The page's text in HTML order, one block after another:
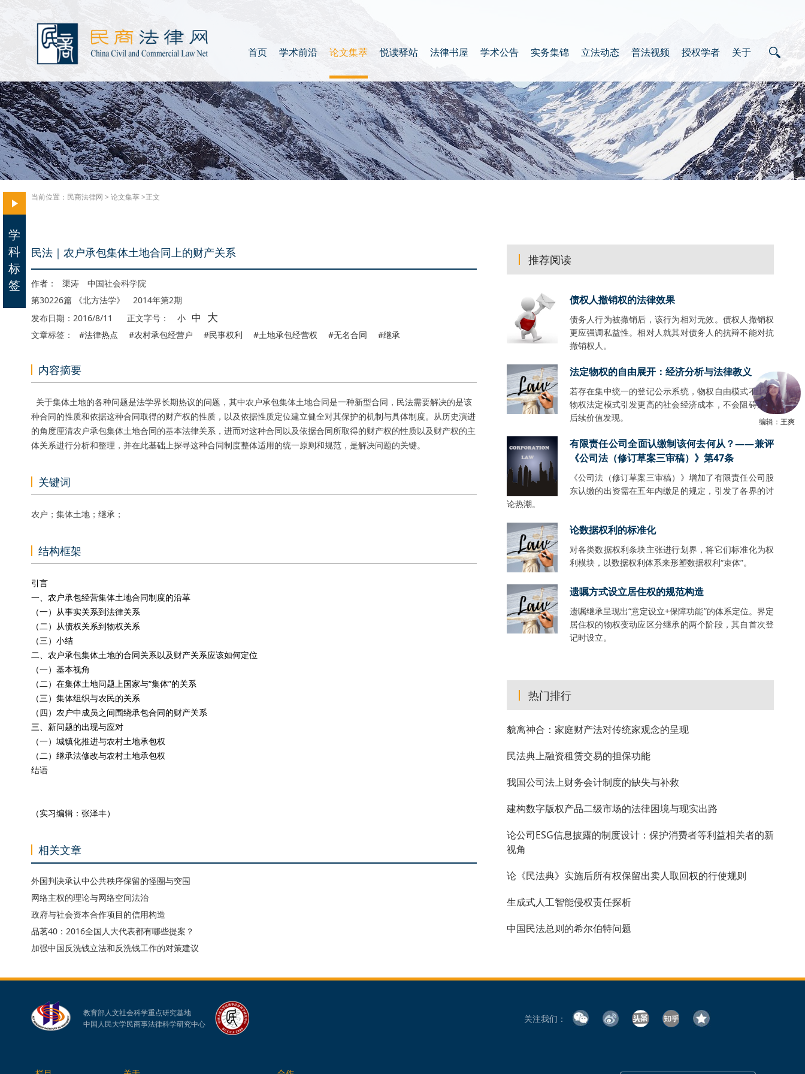
首页 学术前沿 论文集萃 悦读驿站 法律书屋 学术公告 实务集锦 立法动态 普法视频 授权学者 关于
当前位置： 民商法律网 > 论文集萃>正文
民法｜农户承包集体土地合同上的财产关系
作者： 渠涛 中国社会科学院
第30226篇 《北方法学》 2014年第2期
发布日期：2016/8/11
正文字号： 小 中 大
文章标签： #法律热点 #农村承包经营户 #民事权利 #土地承包经营权 #无名合同 #继承
内容摘要
关于集体土地的各种问题是法学界长期热议的问题，其中农户承包集体土地合同是一种新型合同，民法需要解决的是该
种合同的性质和依据这种合同取得的财产权的性质，以及依据性质定位建立健全对其保护的机制与具体制度。从历史演进
的角度厘清农户承包集体土地合同的基本法律关系，进而对这种合同以及依据合同所取得的财产权的性质以及财产权的主
体关系进行分析和整理，并在此基础上探寻这种合同制度整体适用的统一原则和规范，是解决问题的关键。
关键词
农户；集体土地；继承；
结构框架
引言
一、农户承包经营集体土地合同制度的沿革
（一）从事实关系到法律关系
（二）从债权关系到物权关系
（三）小结
二、农户承包集体土地的合同关系以及财产关系应该如何定位
（一）基本视角
（二）在集体土地问题上国家与“集体”的关系
（三）集体组织与农民的关系
（四）农户中成员之间围绕承包合同的财产关系
三、新问题的出现与应对
（一）城镇化推进与农村土地承包权
（二）继承法修改与农村土地承包权
结语
（实习编辑：张泽丰）
相关文章
外国判决承认中公共秩序保留的怪圈与突围
网络主权的理论与网络空间法治
政府与社会资本合作项目的信用构造
品茗40：2016全国人大代表都有哪些提案？
加强中国反洗钱立法和反洗钱工作的对策建议
推荐阅读
债权人撤销权的法律效果
债务人行为被撤销后，该行为相对无效。债权人撤销权
更应强调私益性。相对人就其对债务人的抗辩不能对抗
撤销权人。
法定物权的自由展开：经济分析与法律教义
若存在集中统一的登记公示系统，物权自由模式不会比
物权法定模式引发更高的社会经济成本，不会阻碍财产
后续价值发现。
有限责任公司全面认缴制该何去何从？——兼评
《公司法（修订草案三审稿）》第47条
《公司法（修订草案三审稿）》增加了有限责任公司股
东认缴的出资需在五年内缴足的规定，引发了各界的讨
论热潮。
论数据权利的标准化
对各类数据权利条块主张进行划界，将它们标准化为权
利模块，以数据权利体系来形塑数据权利“束体”。
遗嘱方式设立居住权的规范构造
遗嘱继承呈现出“意定设立+保障功能”的体系定位。界定
居住权的物权变动应区分继承的两个阶段，其自首次登
记时设立。
热门排行
貌离神合：家庭财产法对传统家观念的呈现
民法典上融资租赁交易的担保功能
我国公司法上财务会计制度的缺失与补救
建构数字版权产品二级市场的法律困境与现实出路
论公司ESG信息披露的制度设计：保护消费者等利益相关者的新
视角
论《民法典》实施后所有权保留出卖人取回权的行使规则
生成式人工智能侵权责任探析
中国民法总则的希尔伯特问题
编辑：王爽
教育部人文社会科学重点研究基地
中国人民大学民商事法律科学研究中心
关注我们：
学
科
标
签